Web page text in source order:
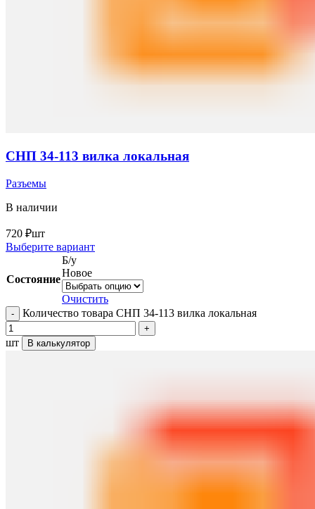
СНП 34-113 вилка локальная
Разъемы
В наличии
720 ₽шт
Выберите вариант
Состояние
Б/у
Новое
Очистить
Количество товара СНП 34-113 вилка локальная
шт В калькулятор